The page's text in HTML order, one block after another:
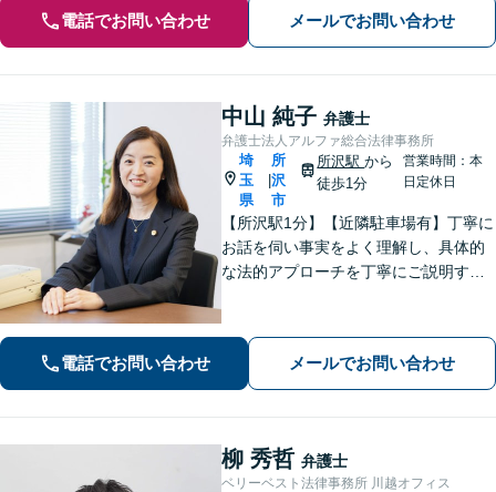
電話でお問い合わせ メールでお問い合わせ
中山 純子 弁護士
弁護士法人アルファ総合法律事務所
埼
玉
県
所
沢
市
所沢駅から
徒歩1分
営業時間：本
日定休日
【所沢駅1分】【近隣駐車場有】丁寧に
お話を伺い事実をよく理解し、具体的
な法的アプローチを丁寧にご説明する
手伝いをいたします。どうぞお気軽に
ご相談ください。
電話でお問い合わせ メールでお問い合わせ
柳 秀哲 弁護士
ベリーベスト法律事務所 川越オフィス